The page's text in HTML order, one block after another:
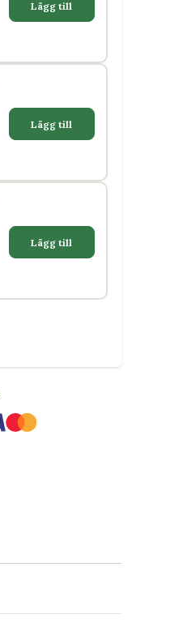
Lägg till
Lägg till
Lägg till